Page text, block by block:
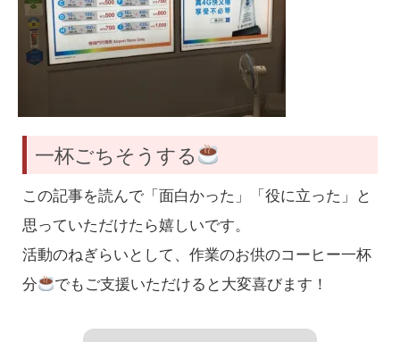
一杯ごちそうする
この記事を読んで「面白かった」「役に立った」と
思っていただけたら嬉しいです。
活動のねぎらいとして、作業のお供のコーヒー一杯
分
でもご支援いただけると大変喜びます！